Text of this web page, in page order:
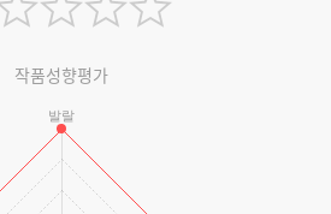
작품성향평가
발랄